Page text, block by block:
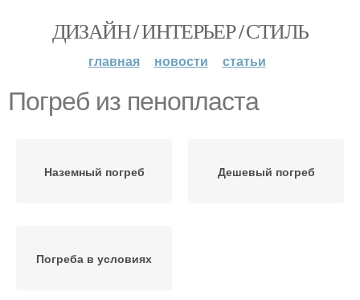
ДИЗАЙН / ИНТЕРЬЕР / СТИЛЬ
главная новости статьи
Погреб из пенопласта
Наземный погреб Дешевый погреб
Погреба в условиях